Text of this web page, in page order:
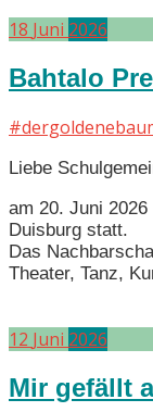
18 Juni 2026
Bahtalo
Liebe
am 20. Juni
Duisburg statt.
Das
Theater, Tanz,
12 Juni 2026
Mir gefällt